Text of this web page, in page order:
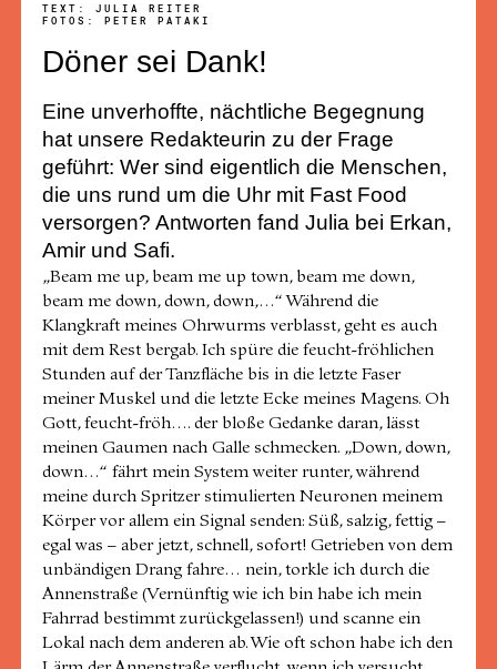
TEXT: JULIA REITER
FOTOS: PETER PATAKI
Döner sei Dank!
Eine unverhoffte, nächtliche Begegnung
hat unsere Redakteurin zu der Frage
geführt: Wer sind eigentlich die Menschen,
die uns rund um die Uhr mit Fast Food
versorgen? Antworten fand Julia bei Erkan,
Amir und Safi.
„Beam me up, beam me up town, beam me down,
beam me down, down, down,…“ Während die
Klangkraft meines Ohrwurms verblasst, geht es auch
mit dem Rest bergab. Ich spüre die feucht-fröhlichen
Stunden auf der Tanzfläche bis in die letzte Faser
meiner Muskel und die letzte Ecke meines Magens. Oh
Gott, feucht-fröh…. der bloße Gedanke daran, lässt
meinen Gaumen nach Galle schmecken. „Down, down,
down…“ fährt mein System weiter runter, während
meine durch Spritzer stimulierten Neuronen meinem
Körper vor allem ein Signal senden: Süß, salzig, fettig –
egal was – aber jetzt, schnell, sofort! Getrieben von dem
unbändigen Drang fahre… nein, torkle ich durch die
Annenstraße (Vernünftig wie ich bin habe ich mein
Fahrrad bestimmt zurückgelassen!) und scanne ein
Lokal nach dem anderen ab. Wie oft schon habe ich den